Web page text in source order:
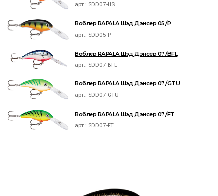
арт.: SDD07-HS
Воблер RAPALA Шэд Дэнсер 05 /P
арт.: SDD05-P
Воблер RAPALA Шэд Дэнсер 07 /BFL
арт.: SDD07-BFL
Воблер RAPALA Шэд Дэнсер 07 /GTU
арт.: SDD07-GTU
Воблер RAPALA Шэд Дэнсер 07 /FT
арт.: SDD07-FT